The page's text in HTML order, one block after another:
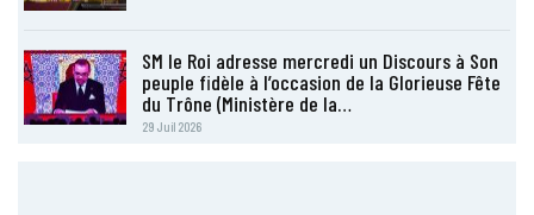
SM le Roi adresse mercredi un Discours à Son
peuple fidèle à l’occasion de la Glorieuse Fête
du Trône (Ministère de la…
29 Juil 2026